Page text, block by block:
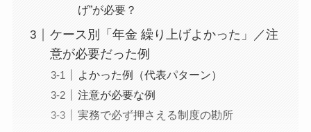
げ”が必要？
ケース別「年金 繰り上げよかった」／注
意が必要だった例
よかった例（代表パターン）
注意が必要な例
実務で必ず押さえる制度の勘所